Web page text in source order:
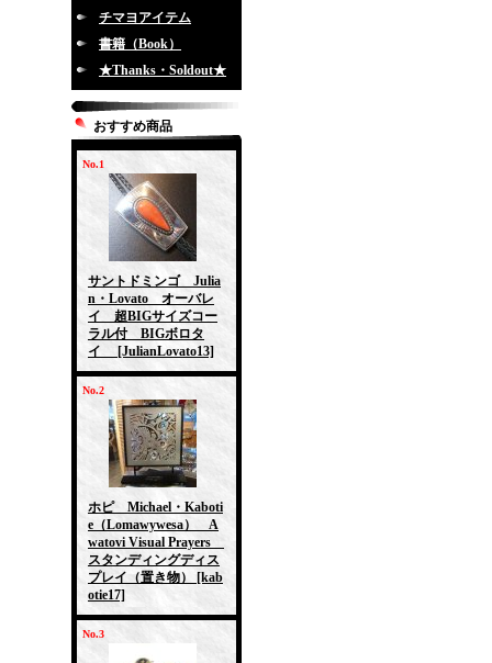
チマヨアイテム
書籍（Book）
★Thanks・Soldout★
おすすめ商品
No.1
サントドミンゴ Julia
n・Lovato オーバレ
イ 超BIGサイズコー
ラル付 BIGボロタ
イ
[JulianLovato13]
No.2
ホピ Michael・Kaboti
e（Lomawywesa） A
watovi Visual Prayers
スタンディングディス
プレイ（置き物）
[kab
otie17]
No.3